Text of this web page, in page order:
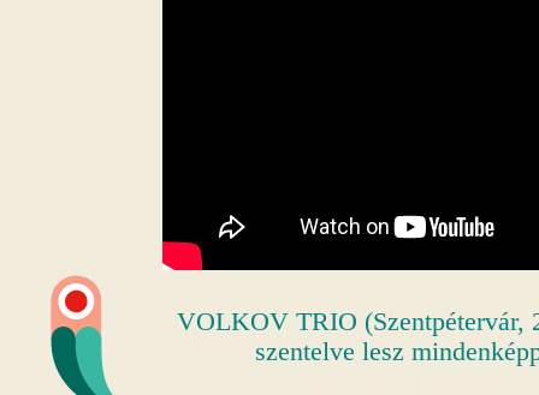
VOLKOV TRIO (Szentpétervár,
szentelve lesz